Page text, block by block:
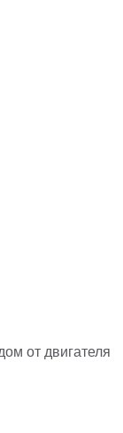
от двигателя